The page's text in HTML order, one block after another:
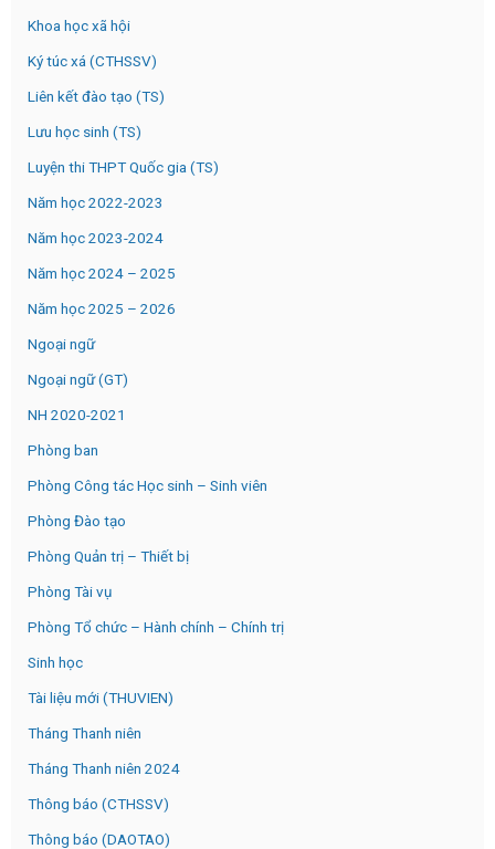
Khoa học xã hội
Ký túc xá (CTHSSV)
Liên kết đào tạo (TS)
Lưu học sinh (TS)
Luyện thi THPT Quốc gia (TS)
Năm học 2022-2023
Năm học 2023-2024
Năm học 2024 – 2025
Năm học 2025 – 2026
Ngoại ngữ
Ngoại ngữ (GT)
NH 2020-2021
Phòng ban
Phòng Công tác Học sinh – Sinh viên
Phòng Đào tạo
Phòng Quản trị – Thiết bị
Phòng Tài vụ
Phòng Tổ chức – Hành chính – Chính trị
Sinh học
Tài liệu mới (THUVIEN)
Tháng Thanh niên
Tháng Thanh niên 2024
Thông báo (CTHSSV)
Thông báo (DAOTAO)